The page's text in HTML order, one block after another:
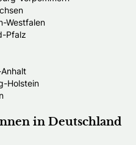
Westfalen
Pfalz
Holstein
in Deutschland